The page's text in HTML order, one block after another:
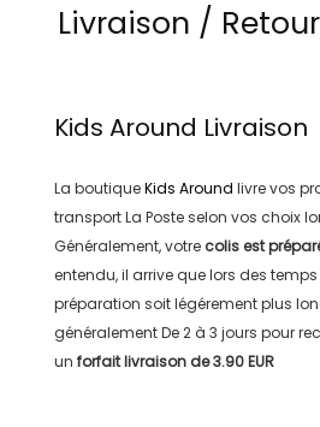
Livraison /
Kids Around Livraison
La boutiqueKids Around livre vos
transportLa Posteselon vos choix
Généralement, votre colis est
entendu, il arrive que lors des temps
préparation soit légérement plus
généralementDe 2 à 3 jours pour
un forfait livraison de3.90 EUR